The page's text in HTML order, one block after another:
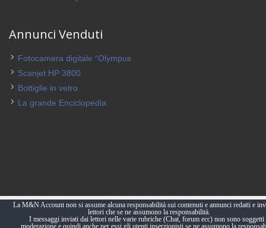
Annunci Venduti
Fotocamera digitale “Olympus
Scanjet HP 3800
Bottiglie in vetro
La grande Enciclopedia
La M&N Account non si assume alcuna responsabilità sui contenuti e annunci redatti e
lettori che se ne assumono la responsabilità.
I messaggi inviati dai lettori nelle varie rubriche (Chat, forum ecc) non sono soggetti
moderazione e quindi anche per essi gli utenti inserzionisti se ne assumono la